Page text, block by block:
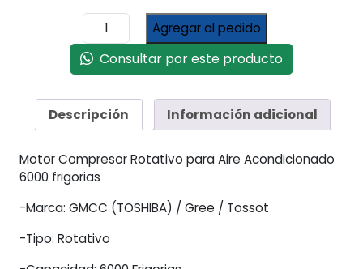
Motor
Compresor
Rotativo
6000
R22
Gmcc
Agregar al pedido
Consultar por este producto
Descripción Información adicional
Motor Compresor Rotativo para Aire Acondicionado
6000 frigorias
-Marca: GMCC (TOSHIBA) / Gree / Tossot
-Tipo: Rotativo